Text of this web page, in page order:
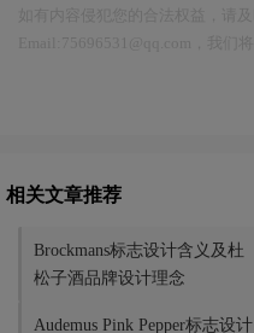
相关文章推荐
Brockmans标志设计含义及杜
松子酒品牌设计理念
Audemus Pink Pepper标志设计